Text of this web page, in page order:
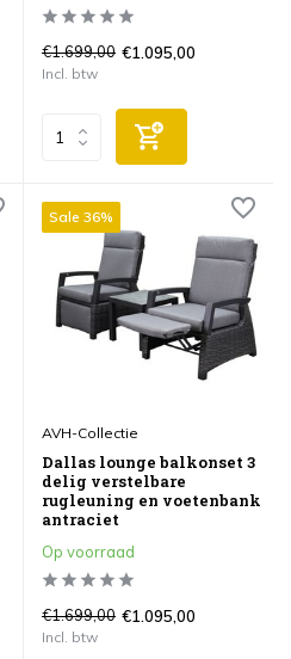
€1.699,00 €1.095,00
Incl. btw
Sale 36%
AVH-Collectie
Dallas lounge balkonset 3
delig verstelbare
rugleuning en voetenbank
antraciet
Op voorraad
€1.699,00 €1.095,00
Incl. btw